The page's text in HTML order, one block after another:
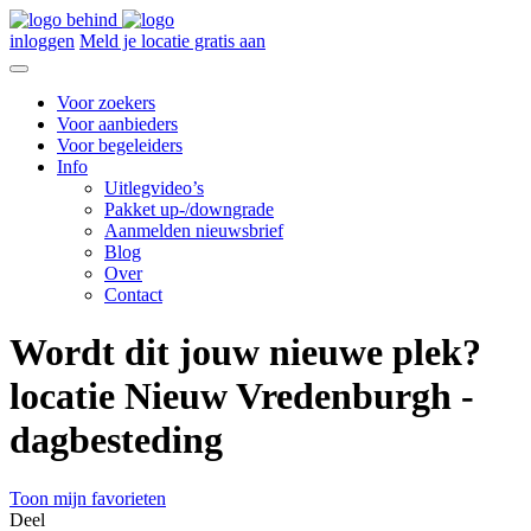
inloggen Meld je locatie gratis aan
Voor zoekers
Voor aanbieders
Voor begeleiders
Info
Uitlegvideo’s
Pakket up-/downgrade
Aanmelden nieuwsbrief
Blog
Over
Contact
Wordt dit jouw nieuwe plek?
locatie Nieuw Vredenburgh -
dagbesteding
Toon mijn favorieten
Deel